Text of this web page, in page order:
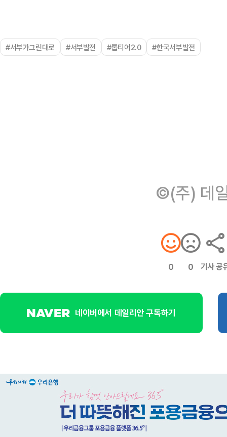
#서부가그린대로 #서부발전 #톱티어2.0 #한국서부발전
©(주) 데
0 0 기사 공
네이버에서 데일리안 구독하기